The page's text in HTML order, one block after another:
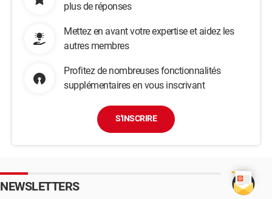
plus de réponses
Mettez en avant votre expertise et aidez les
autres membres
Profitez de nombreuses fonctionnalités
supplémentaires en vous inscrivant
S'INSCRIRE
NEWSLETTERS